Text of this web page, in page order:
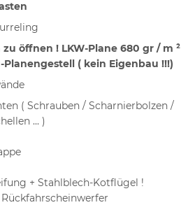
öffnen ! LKW-Plane 680 gr / m ²
Planengestell ( kein Eigenbau !!!)
( Schrauben / Scharnierbolzen /
... )
+ Stahlblech-Kotflügel !